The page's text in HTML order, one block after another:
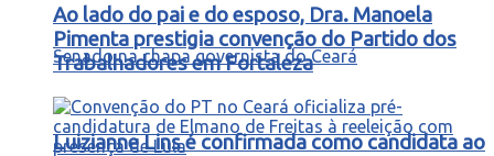
Luizianne Lins é confirmada como candidata ao
Ao lado do pai e do esposo, Dra. Manoela
Pimenta prestigia convenção do Partido dos
Trabalhadores em Fortaleza